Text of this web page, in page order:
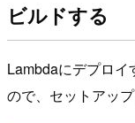
ビルドする
Lambdaにデプロイ
ので、セットアッ